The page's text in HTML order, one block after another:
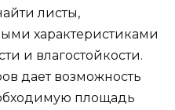
листы,
характеристиками
и влагостойкости.
дает возможность
площадь